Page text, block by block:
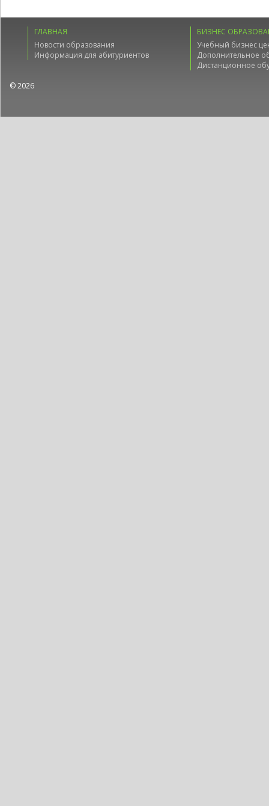
ГЛАВНАЯ
Новости образования
Информация для абитуриентов
БИЗНЕС
Учебный бизнес
Дополнительное
Дистанционное
© 2026